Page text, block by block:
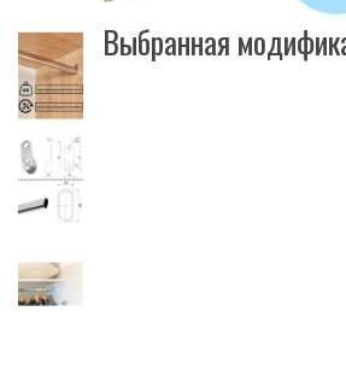
Выбранная